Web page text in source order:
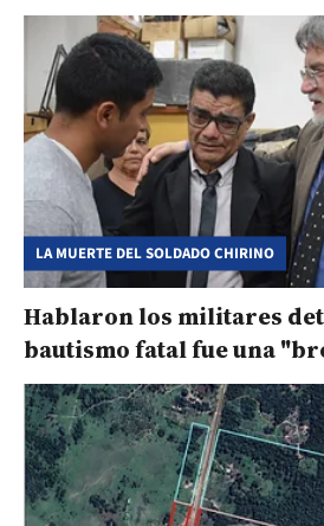
LA MUERTE DEL SOLDADO CHIRINO
Hablaron los militares
bautismo fatal fue una